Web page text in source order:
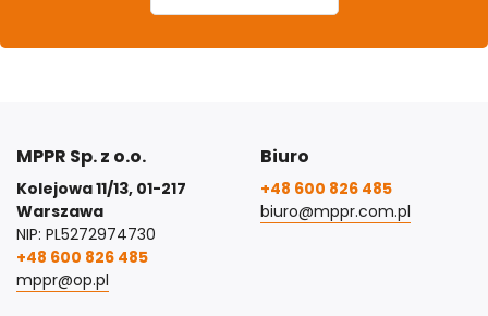
MPPR Sp. z o.o.
Kolejowa 11/13, 01-217
Warszawa
NIP: PL5272974730
+48 600 826 485
mppr@op.pl
Biuro
+48 600 826 485
biuro@mppr.com.pl